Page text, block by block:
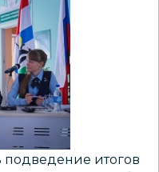
подведение итогов